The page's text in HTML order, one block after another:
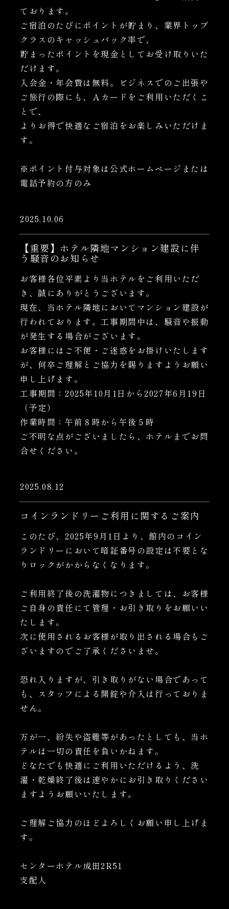
ております。
ご宿泊のたびにポイントが貯まり、業界トップ
クラスのキャッシュバック率で、
貯まったポイントを現金としてお受け取りいた
だけます。
入会金・年会費は無料。ビジネスでのご出張や
ご旅行の際にも、Ａカードをご利用いただくこ
とで、
よりお得で快適なご宿泊をお楽しみいただけま
す。
※ポイント付与対象は公式ホームページまたは
電話予約の方のみ
2025.10.06
【重要】ホテル隣地マンション建設に伴
う騒音のお知らせ
お客様各位平素より当ホテルをご利用いただ
き、誠にありがとうございます。
現在、当ホテル隣地においてマンション建設が
行われております。工事期間中は、騒音や振動
が発生する場合がございます。
お客様にはご不便・ご迷惑をお掛けいたします
が、何卒ご理解とご協力を賜りますようお願い
申し上げます。
工事期間：2025年10月1日から2027年6月19日
（予定）
作業時間：午前８時から午後５時
ご不明な点がございましたら、ホテルまでお問
合せください。
2025.08.12
コインランドリーご利用に関するご案内
このたび、2025年9月1日より、館内のコイン
ランドリーにおいて暗証番号の設定は不要とな
りロックがかからなくなります。
ご利用終了後の洗濯物につきましては、お客様
ご自身の責任にて管理・お引き取りをお願いい
たします。
次に使用されるお客様が取り出される場合もご
ざいますのでご了承くださいませ。
恐れ入りますが、引き取りがない場合であって
も、スタッフによる開錠や介入は行っておりま
せん。
万が一、紛失や盗難等があったとしても、当ホ
テルは一切の責任を負いかねます。
どなたでも快適にご利用いただけるよう、洗
濯・乾燥終了後は速やかにお引き取りください
ますようお願いいたします。
ご理解ご協力のほどよろしくお願い申し上げま
す。
センターホテル成田2R51
支配人